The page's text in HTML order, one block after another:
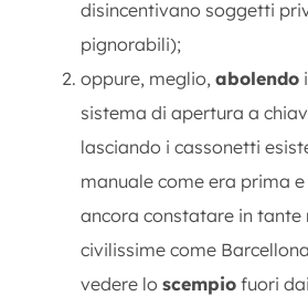
disincentivano soggetti
pignorabili);
oppure, meglio, abolendo
sistema di apertura a
lasciando i cassonetti
manuale come era prima
ancora constatare in tante
civilissime come
vedere lo scempio fuori